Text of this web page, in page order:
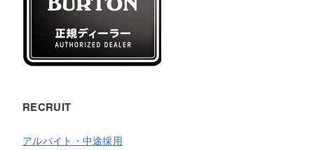
RECRUIT
アルバイト・中途採用